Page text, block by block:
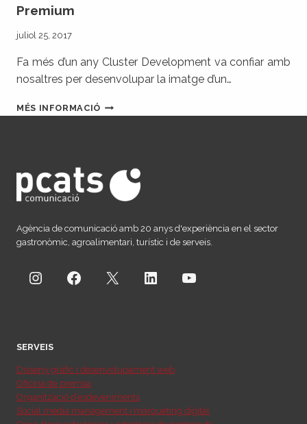
Premium
juliol 25, 2017
Fa més d’un any Cluster Development va confiar amb
nosaltres per desenvolupar la imatge d’un…
MÉS INFORMACIÓDISSENYEM
LA
D’OLIVA
PREMIUM
Agència de comunicació amb 20 anys d'experiència en el sector
gastronòmic, agroalimentari, turístic i de serveis.
InstagramFacebook
X LinkedInYouTube
SERVEIS
Disseny gràfic i desenvolupament web
Oficina de premsa
Organització d’esdeveniments
Social media management i màrqueting digital